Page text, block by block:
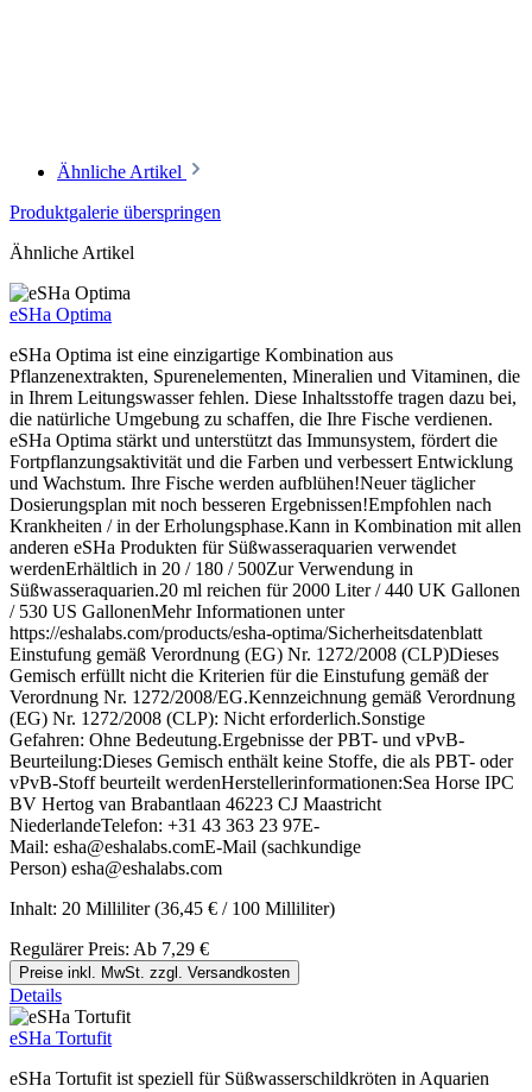
Ähnliche Artikel
Produktgalerie überspringen
Ähnliche Artikel
eSHa Optima
eSHa Optima ist eine einzigartige Kombination aus
Pflanzenextrakten, Spurenelementen, Mineralien und Vitaminen, die
in Ihrem Leitungswasser fehlen. Diese Inhaltsstoffe tragen dazu bei,
die natürliche Umgebung zu schaffen, die Ihre Fische verdienen.
eSHa Optima stärkt und unterstützt das Immunsystem, fördert die
Fortpflanzungsaktivität und die Farben und verbessert Entwicklung
und Wachstum. Ihre Fische werden aufblühen!Neuer täglicher
Dosierungsplan mit noch besseren Ergebnissen!Empfohlen nach
Krankheiten / in der Erholungsphase.Kann in Kombination mit allen
anderen eSHa Produkten für Süßwasseraquarien verwendet
werdenErhältlich in 20 / 180 / 500Zur Verwendung in
Süßwasseraquarien.20 ml reichen für 2000 Liter / 440 UK Gallonen
/ 530 US GallonenMehr Informationen unter
https://eshalabs.com/products/esha-optima/Sicherheitsdatenblatt
Einstufung gemäß Verordnung (EG) Nr. 1272/2008 (CLP)Dieses
Gemisch erfüllt nicht die Kriterien für die Einstufung gemäß der
Verordnung Nr. 1272/2008/EG.Kennzeichnung gemäß Verordnung
(EG) Nr. 1272/2008 (CLP): Nicht erforderlich.Sonstige
Gefahren: Ohne Bedeutung.Ergebnisse der PBT- und vPvB-
Beurteilung:Dieses Gemisch enthält keine Stoffe, die als PBT- oder
vPvB-Stoff beurteilt werdenHerstellerinformationen:Sea Horse IPC
BV Hertog van Brabantlaan 46223 CJ Maastricht
NiederlandeTelefon: +31 43 363 23 97E-
Mail: esha@eshalabs.comE-Mail (sachkundige
Person) esha@eshalabs.com
Inhalt: 20 Milliliter(36,45 € / 100 Milliliter)
Regulärer Preis: Ab 7,29 €
Preise inkl. MwSt. zzgl. Versandkosten
Details
eSHa Tortufit
eSHa Tortufit ist speziell für Süßwasserschildkröten in Aquarien